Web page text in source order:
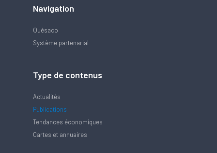
Navigation
Quésaco
Système partenarial
Type de contenus
Actualités
Publications
Tendances économiques
Cartes et annuaires